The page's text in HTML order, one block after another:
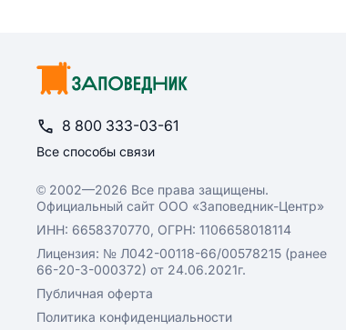
8 800 333-03-61
Все способы связи
© 2002—2026 Все права защищены.
Официальный сайт ООО «Заповедник-Центр»
ИНН: 6658370770, ОГРН: 1106658018114
Лицензия: № Л042-00118-66/00578215 (ранее
66-20-3-000372) от 24.06.2021г.
Публичная оферта
Политика конфиденциальности